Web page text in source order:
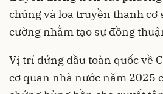
chúng và loa truyền thanh cơ
cường nhằm tạo sự đồng
Vị trí đứng đầu toàn quốc về
cơ quan nhà nước năm 2025